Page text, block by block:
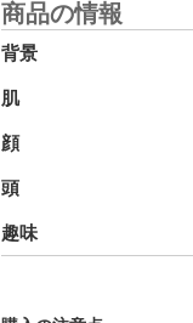
商品の情報
背景
肌
顔
頭
趣味